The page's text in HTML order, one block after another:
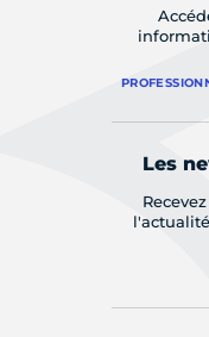
Les